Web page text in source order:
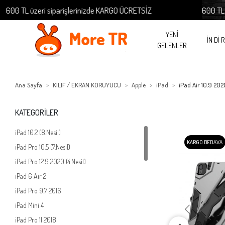
siparişlerinizde KARGO ÜCRETSİZ 600 TL üzeri
YENİ
GELENLER
İN Dİ
Ana Sayfa KILIF / EKRAN KORUYUCU Apple iPad iPad Air 10.9
KATEGORİLER
iPad 10.2 (8.Nesil)
iPad Pro 10.5 (7.Nesil)
iPad Pro 12.9 2020 (4.Nesil)
iPad 6 Air 2
iPad Pro 9.7 2016
iPad Mini 4
iPad Pro 11 2018
KARGO BEDAVA